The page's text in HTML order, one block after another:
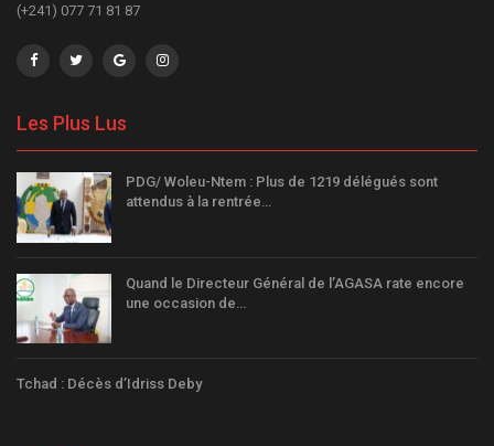
(+241) 077 71 81 87
Les Plus Lus
PDG/ Woleu-Ntem : Plus de 1219 délégués sont
attendus à la rentrée…
Quand le Directeur Général de l’AGASA rate encore
une occasion de…
Tchad : Décès d’Idriss Deby